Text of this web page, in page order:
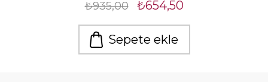
₺935,00 ₺654,50
Sepete ekle